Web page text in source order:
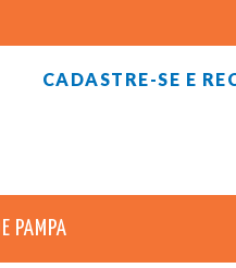
CADASTRE-SE E
PAMPA